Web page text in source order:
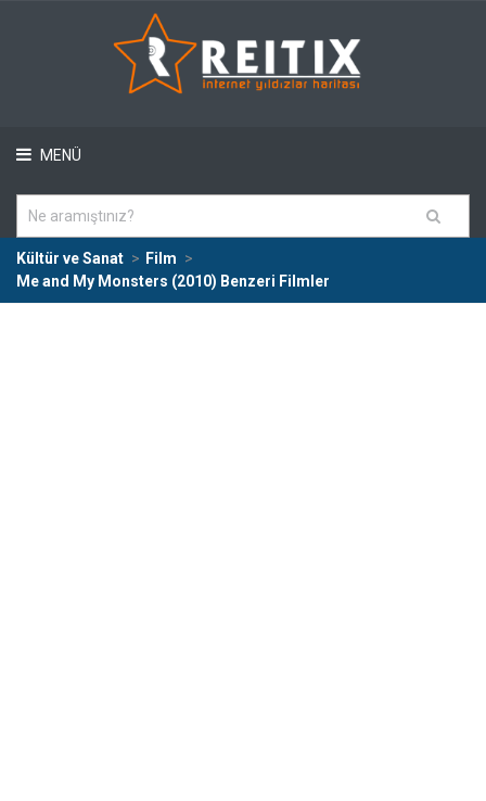
MENÜ
Kültür ve Sanat
Film
Me and My Monsters (2010) Benzeri Filmler